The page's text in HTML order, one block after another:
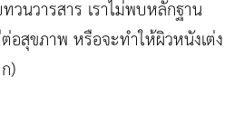
นวารสาร เราไม่พบหลักฐาน
อสุขภาพ หรือจะทำให้ผิวหนังเต่ง
)